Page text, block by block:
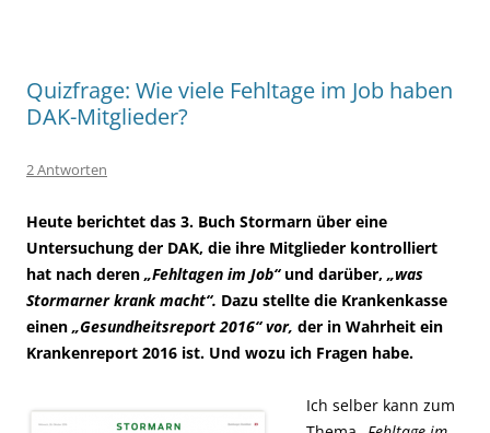
Quizfrage: Wie viele Fehltage im Job haben
DAK-Mitglieder?
2 Antworten
Heute berichtet das 3. Buch Stormarn über eine
Untersuchung der DAK, die ihre Mitglieder kontrolliert
hat nach deren „Fehltagen im Job“und darüber, „was
Stormarner krank macht“. Dazu stellte die Krankenkasse
einen „Gesundheitsreport 2016“ vor, der in Wahrheit ein
Krankenreport 2016 ist. Und wozu ich Fragen habe.
Ich selber kann zum